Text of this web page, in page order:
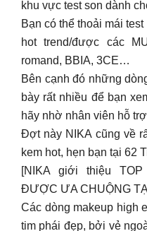
bày rất nhiều để bạn
hãy nhờ nhân viên hỗ
Đợt này NIKA cũng về
kem hot, hẹn bạn tại 62
[NIKA giới thiệu
ĐƯỢC ƯA CHUỘNG
Các dòng makeup high
tim phái đẹp, bởi vẻ
lượng cao cấp.
Cushion high end
lớp nền đẹp không tì
dưỡng da hiệu quả và
nhẹ, mịn màng tự